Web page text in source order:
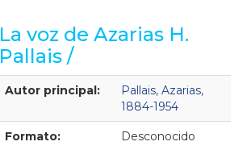
La voz de Azarias H.
Pallais /
Detalles Bibliográficos
Autor principal:
Pallais, Azarias,
1884-1954
Formato: Desconocido